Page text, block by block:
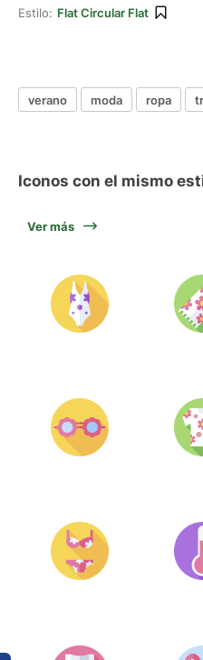
Estilo: Flat Circular Flat
verano moda ropa
Iconos con el mismo
Ver más